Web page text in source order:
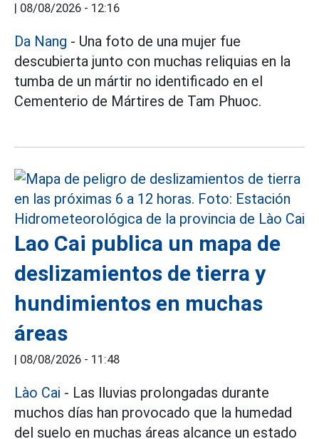
| 08/08/2026 - 12:16
Da Nang - Una foto de una mujer fue
descubierta junto con muchas reliquias en la
tumba de un mártir no identificado en el
Cementerio de Mártires de Tam Phuoc.
Lao Cai publica un mapa de
deslizamientos de tierra y
hundimientos en muchas
áreas
| 08/08/2026 - 11:48
Lào Cai - Las lluvias prolongadas durante
muchos días han provocado que la humedad
del suelo en muchas áreas alcance un estado